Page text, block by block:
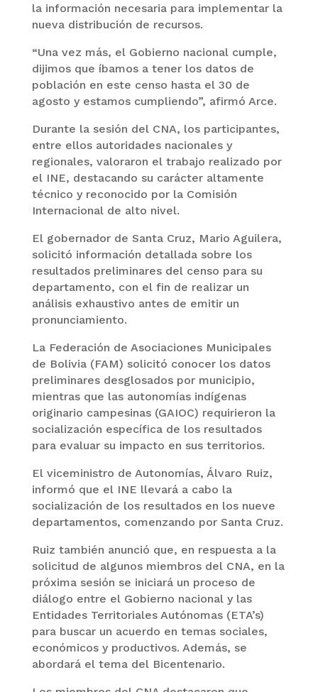
la información necesaria para implementar la
nueva distribución de recursos.
“Una vez más, el Gobierno nacional cumple,
dijimos que íbamos a tener los datos de
población en este censo hasta el 30 de
agosto y estamos cumpliendo”, afirmó Arce.
Durante la sesión del CNA, los participantes,
entre ellos autoridades nacionales y
regionales, valoraron el trabajo realizado por
el INE, destacando su carácter altamente
técnico y reconocido por la Comisión
Internacional de alto nivel.
El gobernador de Santa Cruz, Mario Aguilera,
solicitó información detallada sobre los
resultados preliminares del censo para su
departamento, con el fin de realizar un
análisis exhaustivo antes de emitir un
pronunciamiento.
La Federación de Asociaciones Municipales
de Bolivia (FAM) solicitó conocer los datos
preliminares desglosados por municipio,
mientras que las autonomías indígenas
originario campesinas (GAIOC) requirieron la
socialización específica de los resultados
para evaluar su impacto en sus territorios.
El viceministro de Autonomías, Álvaro Ruiz,
informó que el INE llevará a cabo la
socialización de los resultados en los nueve
departamentos, comenzando por Santa Cruz.
Ruiz también anunció que, en respuesta a la
solicitud de algunos miembros del CNA, en la
próxima sesión se iniciará un proceso de
diálogo entre el Gobierno nacional y las
Entidades Territoriales Autónomas (ETA’s)
para buscar un acuerdo en temas sociales,
económicos y productivos. Además, se
abordará el tema del Bicentenario.